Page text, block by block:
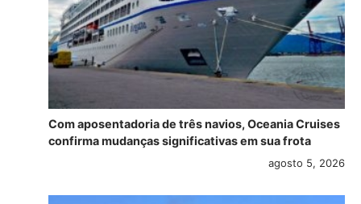
Com aposentadoria de três navios, Oceania Cruises
confirma mudanças significativas em sua frota
agosto 5, 2026